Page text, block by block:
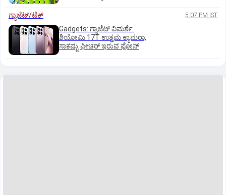
ಗ್ಯಾಜೆಟ್/ಟೆಕ್ 5:07 PM IST
Gadgets: ಗ್ಯಾಜೆಟ್ ವಿಮರ್ಶೆ:
ಶಿಯೋಮಿ 17T ಉತ್ತಮ ಕ್ಯಾಮರಾ,
ಸಾಕಷ್ಟು ಫೀಚರ್ ಇರುವ ಫೋನ್